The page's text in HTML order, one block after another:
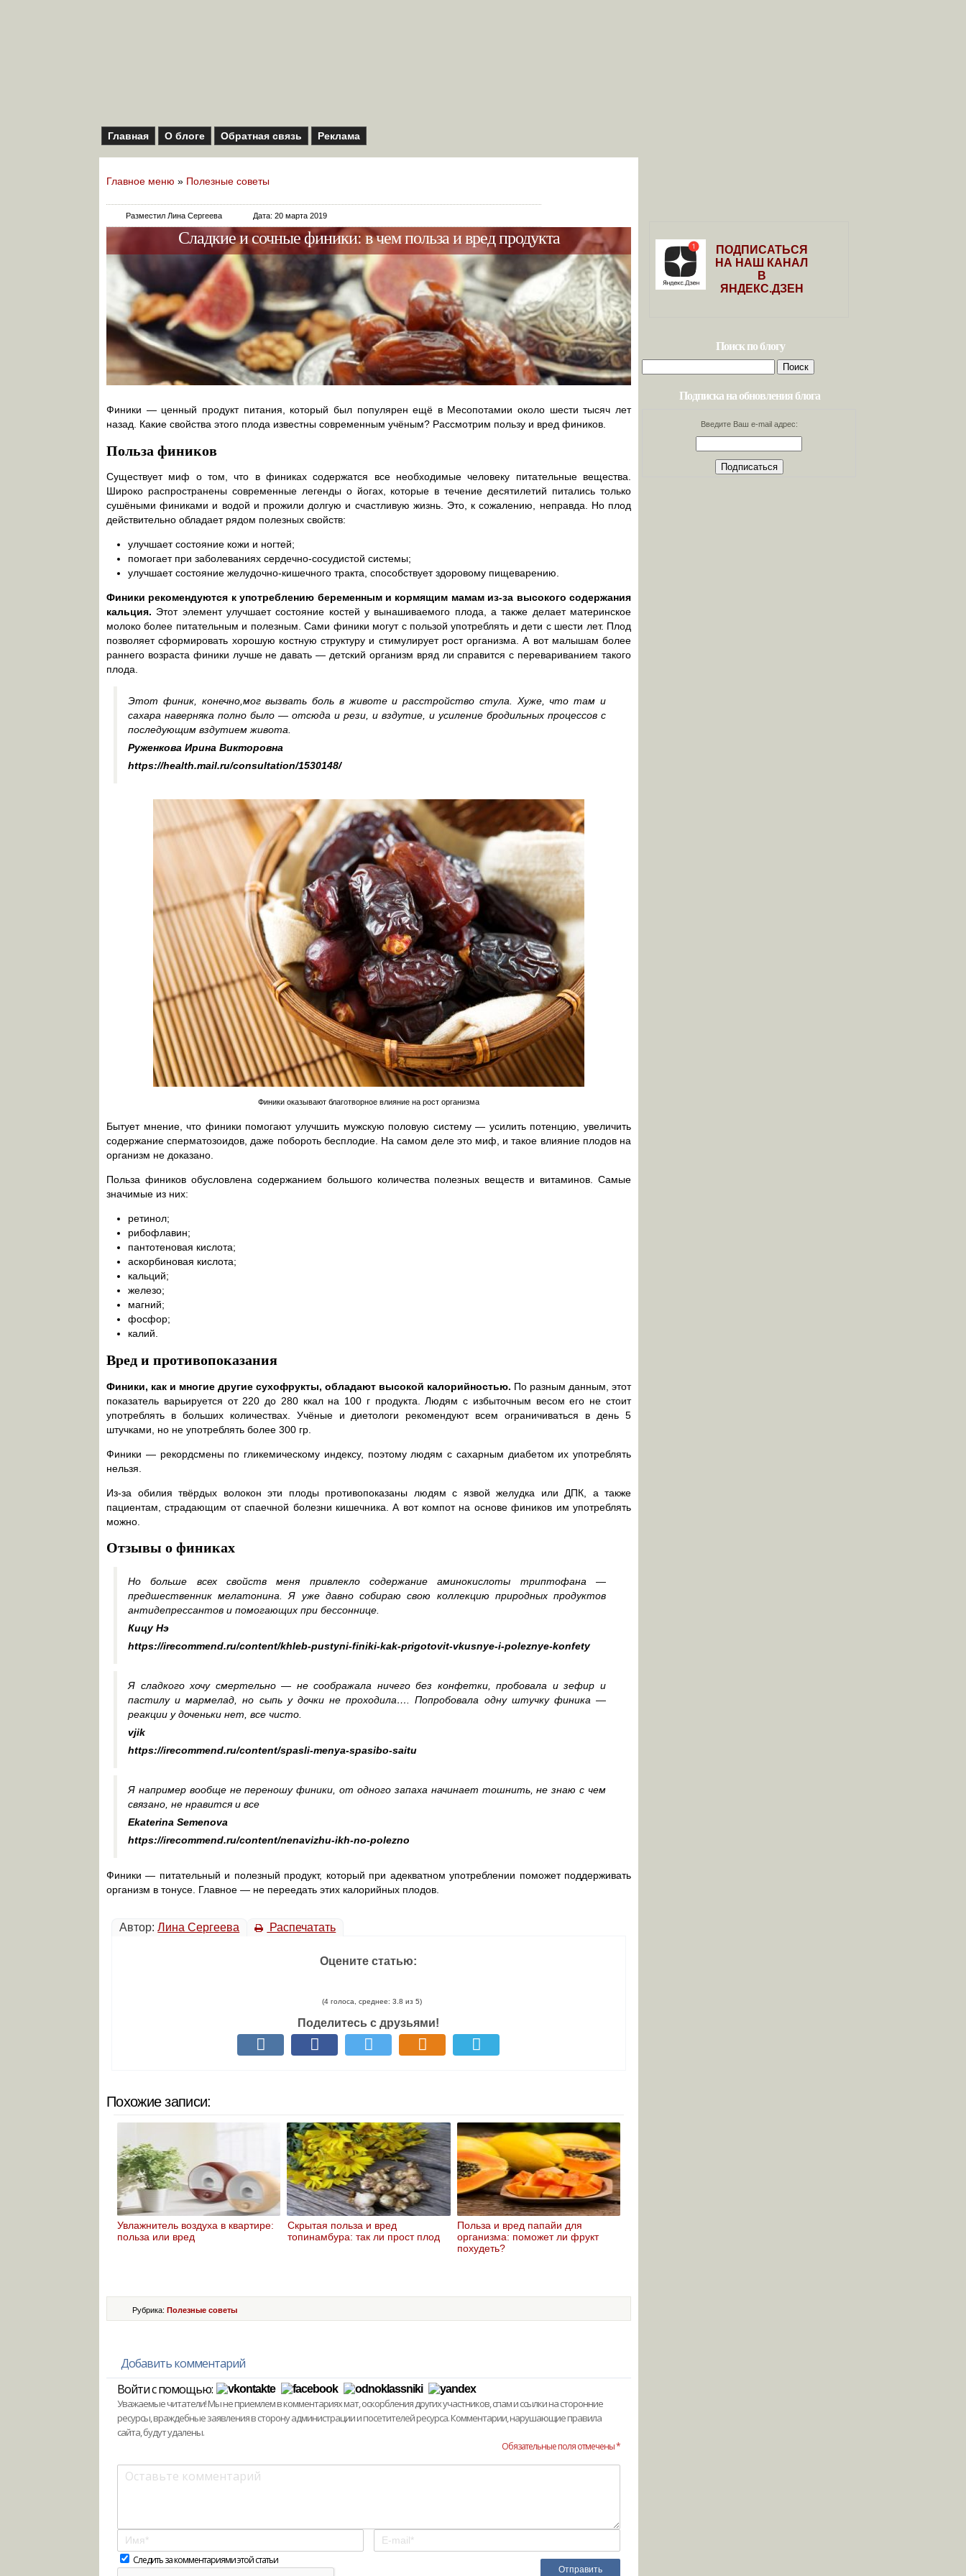
Главная О блоге Обратная связь Реклама
Главное меню » Полезные советы
Разместил Лина Сергеева Дата: 20 марта 2019
Сладкие и сочные финики: в чем польза и вред продукта
Финики — ценный продукт питания, который был популярен ещё в Месопотамии около шести тысяч лет
назад. Какие свойства этого плода известны современным учёным? Рассмотрим пользу и вред фиников.
Польза фиников
Существует миф о том, что в финиках содержатся все необходимые человеку питательные вещества.
Широко распространены современные легенды о йогах, которые в течение десятилетий питались только
сушёными финиками и водой и прожили долгую и счастливую жизнь. Это, к сожалению, неправда. Но плод
действительно обладает рядом полезных свойств:
улучшает состояние кожи и ногтей;
помогает при заболеваниях сердечно-сосудистой системы;
улучшает состояние желудочно-кишечного тракта, способствует здоровому пищеварению.
Финики рекомендуются к употреблению беременным и кормящим мамам из-за высокого содержания
кальция. Этот элемент улучшает состояние костей у вынашиваемого плода, а также делает материнское
молоко более питательным и полезным. Сами финики могут с пользой употреблять и дети с шести лет. Плод
позволяет сформировать хорошую костную структуру и стимулирует рост организма. А вот малышам более
раннего возраста финики лучше не давать — детский организм вряд ли справится с перевариванием такого
плода.
Этот финик, конечно,мог вызвать боль в животе и расстройство стула. Хуже, что там и
сахара наверняка полно было — отсюда и рези, и вздутие, и усиление бродильных процессов с
последующим вздутием живота.
Руженкова Ирина Викторовна
https://health.mail.ru/consultation/1530148/
Финики оказывают благотворное влияние на рост организма
Бытует мнение, что финики помогают улучшить мужскую половую систему — усилить потенцию, увеличить
содержание сперматозоидов, даже побороть бесплодие. На самом деле это миф, и такое влияние плодов на
организм не доказано.
Польза фиников обусловлена содержанием большого количества полезных веществ и витаминов. Самые
значимые из них:
ретинол;
рибофлавин;
пантотеновая кислота;
аскорбиновая кислота;
кальций;
железо;
магний;
фосфор;
калий.
Вред и противопоказания
Финики, как и многие другие сухофрукты, обладают высокой калорийностью. По разным данным, этот
показатель варьируется от 220 до 280 ккал на 100 г продукта. Людям с избыточным весом его не стоит
употреблять в больших количествах. Учёные и диетологи рекомендуют всем ограничиваться в день 5
штучками, но не употреблять более 300 гр.
Финики — рекордсмены по гликемическому индексу, поэтому людям с сахарным диабетом их употреблять
нельзя.
Из-за обилия твёрдых волокон эти плоды противопоказаны людям с язвой желудка или ДПК, а также
пациентам, страдающим от спаечной болезни кишечника. А вот компот на основе фиников им употреблять
можно.
Отзывы о финиках
Но больше всех свойств меня привлекло содержание аминокислоты триптофана —
предшественник мелатонина. Я уже давно собираю свою коллекцию природных продуктов
антидепрессантов и помогающих при бессоннице.
Кицу Нэ
https://irecommend.ru/content/khleb-pustyni-finiki-kak-prigotovit-vkusnye-i-poleznye-konfety
Я сладкого хочу смертельно — не соображала ничего без конфетки, пробовала и зефир и
пастилу и мармелад, но сыпь у дочки не проходила…. Попробовала одну штучку финика —
реакции у доченьки нет, все чисто.
vjik
https://irecommend.ru/content/spasli-menya-spasibo-saitu
Я например вообще не переношу финики, от одного запаха начинает тошнить, не знаю с чем
связано, не нравится и все
Ekaterina Semenova
https://irecommend.ru/content/nenavizhu-ikh-no-polezno
Финики — питательный и полезный продукт, который при адекватном употреблении поможет поддерживать
организм в тонусе. Главное — не переедать этих калорийных плодов.
Автор:Лина Сергеева Распечатать
Оцените статью:
(4 голоса, среднее: 3.8 из 5)
Поделитесь с друзьями!
Похожие записи:
Увлажнитель воздуха в квартире:
польза или вред
Скрытая польза и вред
топинамбура: так ли прост плод
Польза и вред папайи для
организма: поможет ли фрукт
похудеть?
Рубрика: Полезные советы
Добавить комментарий
Войти с помощью:
Уважаемые читатели! Мы не приемлем в комментариях мат, оскорбления других участников, спам и ссылки на сторонние
ресурсы, враждебные заявления в сторону администрации и посетителей ресурса. Комментарии, нарушающие правила
сайта, будут удалены.
Обязательные поля отмечены *
Следить за комментариями этой статьи
ПОДПИСАТЬСЯ
НА НАШ КАНАЛ
В
ЯНДЕКС.ДЗЕН
Поиск по блогу
Найти:
Подписка на обновления блога
Введите Ваш e-mail адрес: